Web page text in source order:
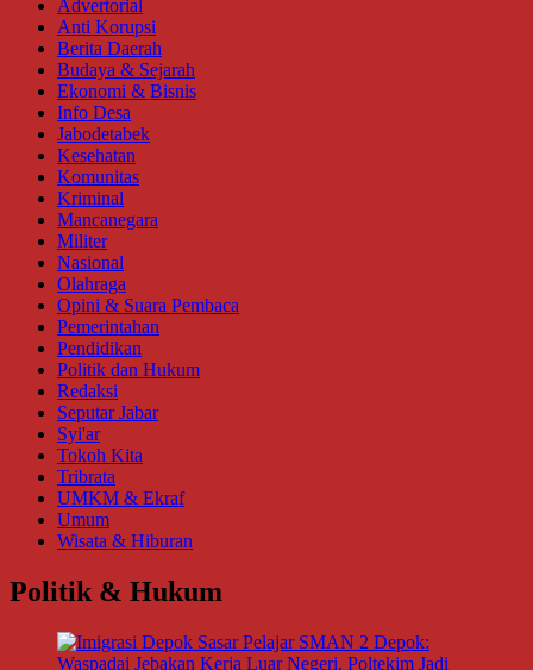
Advertorial
Anti Korupsi
Berita Daerah
Budaya & Sejarah
Ekonomi & Bisnis
Info Desa
Jabodetabek
Kesehatan
Komunitas
Kriminal
Mancanegara
Militer
Nasional
Olahraga
Opini & Suara Pembaca
Pemerintahan
Pendidikan
Politik dan Hukum
Redaksi
Seputar Jabar
Syi'ar
Tokoh Kita
Tribrata
UMKM & Ekraf
Umum
Wisata & Hiburan
Politik & Hukum